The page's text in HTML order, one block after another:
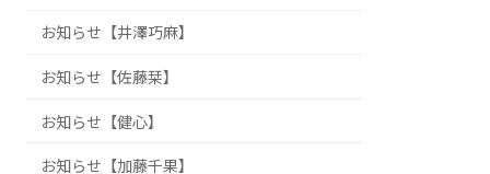
お知らせ【井澤巧麻】
お知らせ【佐藤栞】
お知らせ【健心】
お知らせ【加藤千果】